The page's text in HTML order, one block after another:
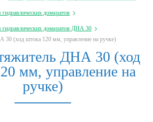
домкратов
гидравлических домкратов ДНА 30
30 (ход штока 120 мм, управление на ручке)
ДНА 30 (ход
мм, управление на
ручке)